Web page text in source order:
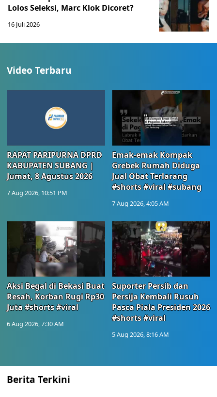
Lolos Seleksi, Marc Klok Dicoret?
16 Juli 2026
Video Terbaru
RAPAT PARIPURNA DPRD
KABUPATEN SUBANG |
Jumat, 8 Agustus 2026
7 Aug 2026, 10:51 PM
Emak-emak Kompak
Grebek Rumah Diduga
Jual Obat Terlarang
#shorts #viral #subang
7 Aug 2026, 4:05 AM
Aksi Begal di Bekasi Buat
Resah, Korban Rugi Rp30
Juta #shorts #viral
6 Aug 2026, 7:30 AM
Suporter Persib dan
Persija Kembali Rusuh
Pasca Piala Presiden 2026
#shorts #viral
5 Aug 2026, 8:16 AM
Berita Terkini